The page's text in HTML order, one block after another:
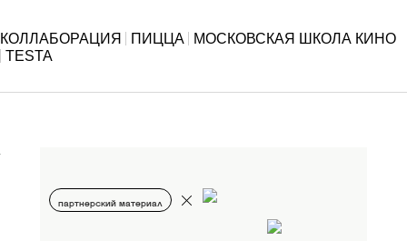
КОЛЛАБОРАЦИЯ ПИЦЦА
МОСКОВСКАЯ ШКОЛА КИНО
TESTA
партнерский материал